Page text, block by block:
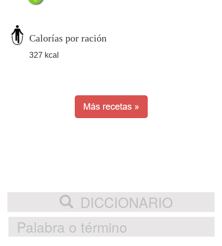
Calorías por ración
327 kcal
DICCIONARIO